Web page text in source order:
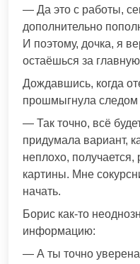
— Да это с работы,
дополнительно
И поэтому, дочка, я
остаёшься за главную
Дождавшись, когда
прошмыгнула следом
— Так точно, всё
придумала вариант,
неплохо, получается,
картины. Мне
начать.
Борис как-то
информацию:
— А ты точно